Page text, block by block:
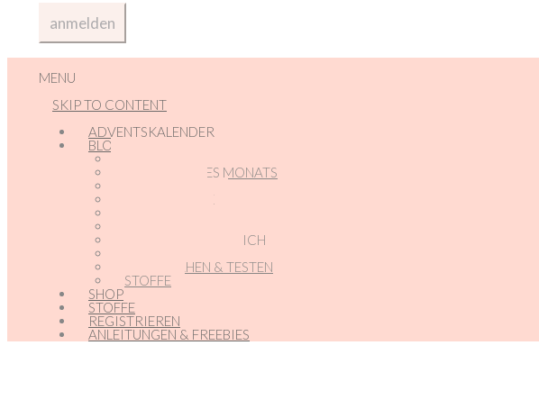
MENU
SKIP TO CONTENT
ADVENTSKALENDER
BLOG
ANGEBOTE DES MONATS
BABY – GLÜCK
MARKETING FÜR DICH
PROBENÄHEN & TESTEN
STOFFE
SHOP
STOFFE
REGISTRIEREN
ANLEITUNGEN & FREEBIES